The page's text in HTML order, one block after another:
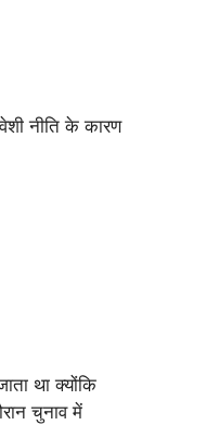
नीति के कारण
था क्योंकि
चुनाव में